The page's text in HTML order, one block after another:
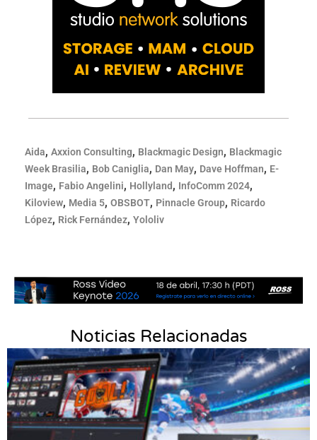
Aida, Axxion Consulting, Blackmagic Design, Blackmagic
Week Brasilia, Bob Caniglia, Dan May, Dave Hoffman, E-
Image, Fabio Angelini, Hollyland, InfoComm 2024,
Kiloview, Media 5, OBSBOT, Pinnacle Group, Ricardo
López, Rick Fernández, Yololiv
Noticias Relacionadas